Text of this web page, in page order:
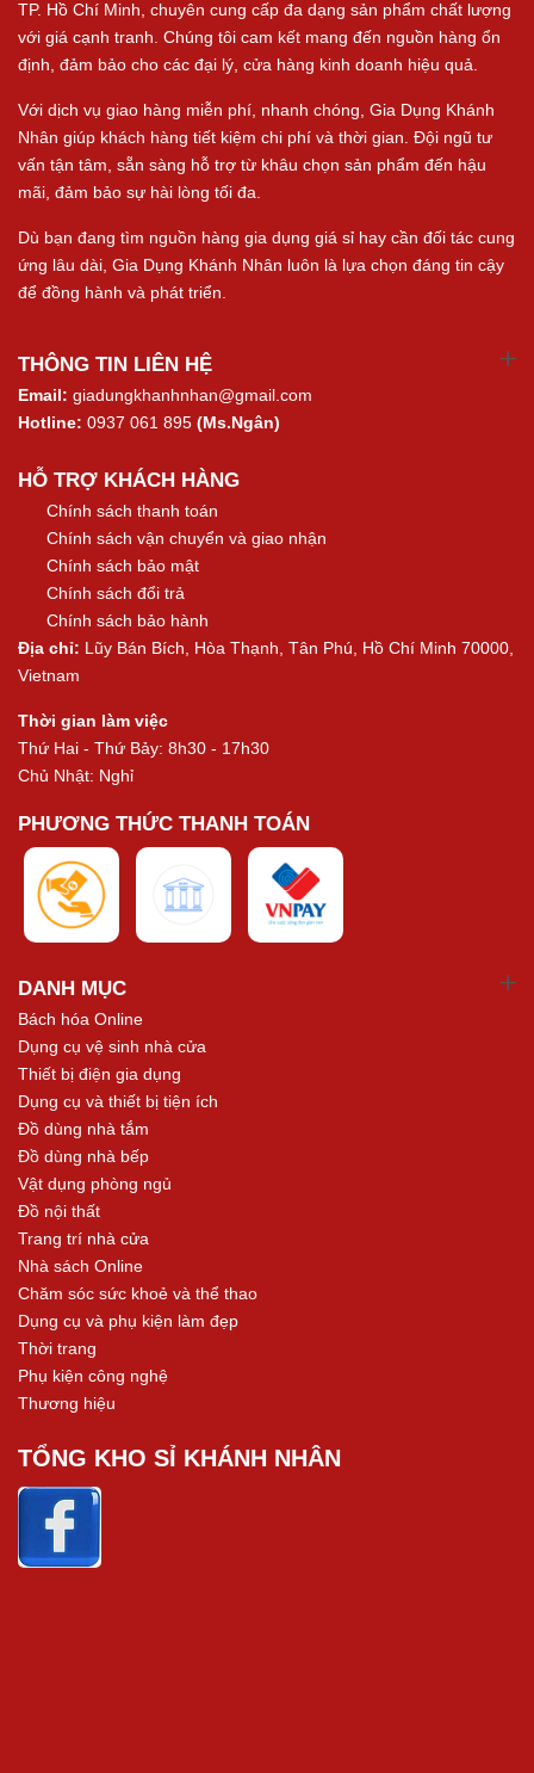
TP. Hồ Chí Minh, chuyên cung cấp đa dạng sản phẩm chất lượng
với giá cạnh tranh. Chúng tôi cam kết mang đến nguồn hàng ổn
định, đảm bảo cho các đại lý, cửa hàng kinh doanh hiệu quả.
Với dịch vụ giao hàng miễn phí, nhanh chóng, Gia Dụng Khánh
Nhân giúp khách hàng tiết kiệm chi phí và thời gian. Đội ngũ tư
vấn tận tâm, sẵn sàng hỗ trợ từ khâu chọn sản phẩm đến hậu
mãi, đảm bảo sự hài lòng tối đa.
Dù bạn đang tìm nguồn hàng gia dụng giá sỉ hay cần đối tác cung
ứng lâu dài, Gia Dụng Khánh Nhân luôn là lựa chọn đáng tin cậy
để đồng hành và phát triển.
THÔNG TIN LIÊN HỆ
Email: giadungkhanhnhan@gmail.com
Hotline: 0937 061 895 (Ms.Ngân)
HỖ TRỢ KHÁCH HÀNG
Chính sách thanh toán
Chính sách vận chuyển và giao nhận
Chính sách bảo mật
Chính sách đổi trả
Chính sách bảo hành
Địa chỉ: Lũy Bán Bích, Hòa Thạnh, Tân Phú, Hồ Chí Minh 70000,
Vietnam
Thời gian làm việc
Thứ Hai - Thứ Bảy: 8h30 - 17h30
Chủ Nhật: Nghỉ
PHƯƠNG THỨC THANH TOÁN
DANH MỤC
Bách hóa Online
Dụng cụ vệ sinh nhà cửa
Thiết bị điện gia dụng
Dụng cụ và thiết bị tiện ích
Đồ dùng nhà tắm
Đồ dùng nhà bếp
Vật dụng phòng ngủ
Đồ nội thất
Trang trí nhà cửa
Nhà sách Online
Chăm sóc sức khoẻ và thể thao
Dụng cụ và phụ kiện làm đẹp
Thời trang
Phụ kiện công nghệ
Thương hiệu
TỔNG KHO SỈ KHÁNH NHÂN